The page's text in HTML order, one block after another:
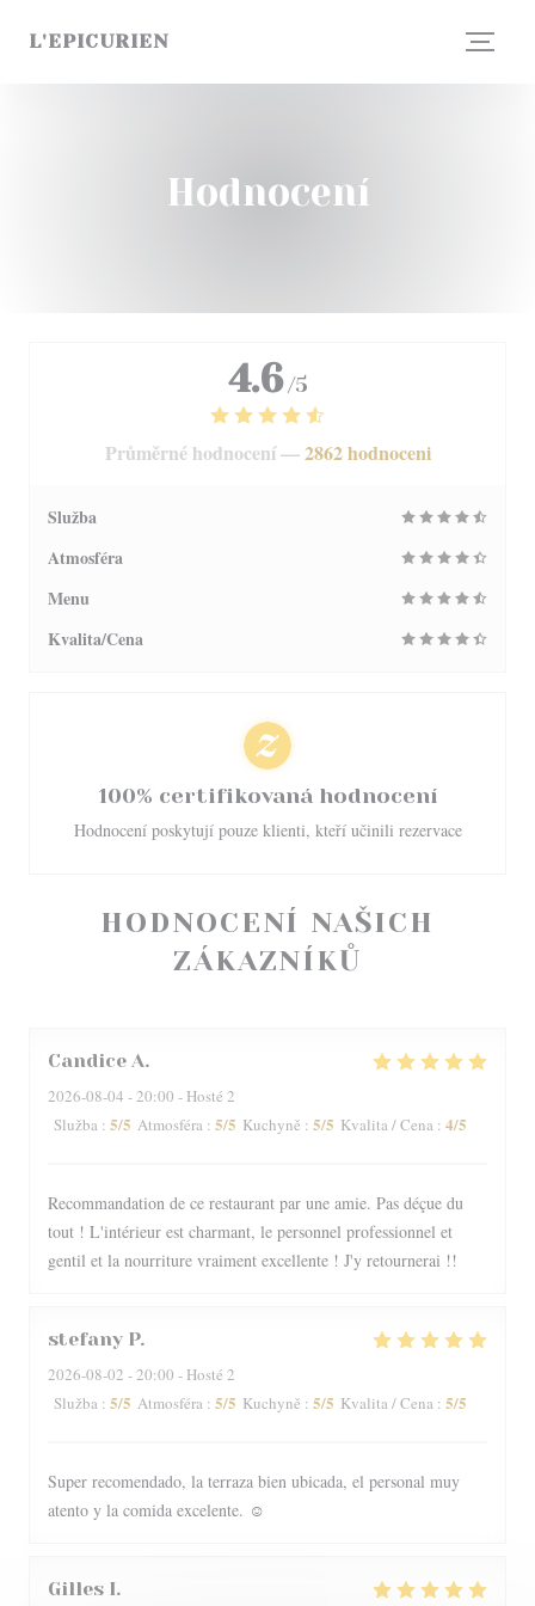
L'EPICURIEN
Hodnocení
HODNOCENÍ NAŠICH
ZÁKAZNÍKŮ
Candice A
2026-08-04 - 20:00 - Hosté 2
Služba : 5/5 Atmosféra : 5/5 Kuchyně : 5/5 Kvalita / Cena : 4/5
Recommandation de ce restaurant par une amie. Pas déçue du
tout ! L'intérieur est charmant, le personnel professionnel et
gentil et la nourriture vraiment excellente ! J'y retournerai !!
stefany P
2026-08-02 - 20:00 - Hosté 2
Služba : 5/5 Atmosféra : 5/5 Kuchyně : 5/5 Kvalita / Cena : 5/5
Super recomendado, la terraza bien ubicada, el personal muy
atento y la comida excelente. ☺️
Gilles I
4.6 /5
Průměrné hodnocení —2862 hodnoceni
Služba
Atmosféra
Menu
Kvalita/Cena
100% certifikovaná hodnocení
Hodnocení poskytují pouze klienti, kteří učinili rezervace